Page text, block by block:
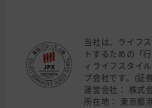
当社は、ライフ
トするための「
ィライフスタイ
プ会社です。(証
運営会社： 株式
所在地： 東京都